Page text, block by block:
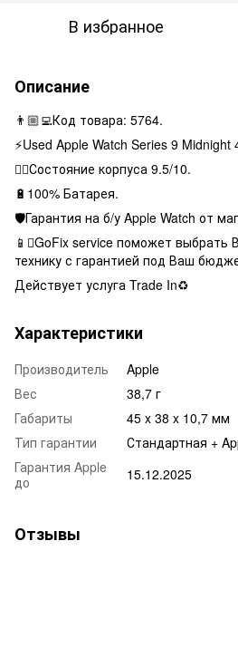
В избранное
Описание
👨🏼‍💻Код товара: 5764.
⚡️Used Apple Watch Series 9 Midnight
👌🏻Состояние корпуса 9.5/10.
🔋100% Батарея.
🛡Гарантия на б/у Apple Watch от
📱GoFix service поможет выбрать
технику с гарантией под Ваш
Действует услуга Trade In♻️
Характеристики
Производитель
Apple
Вес
38,7 г
Габариты
45 x 38 x 10,7 мм
Тип гарантии
Стандартная +
Гарантия Apple
до
15.12.2025
Отзывы